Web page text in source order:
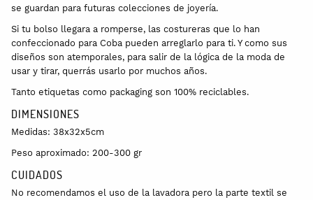
se guardan para futuras colecciones de joyería.
Si tu bolso llegara a romperse, las costureras que lo han
confeccionado para Coba pueden arreglarlo para ti. Y como sus
diseños son atemporales, para salir de la lógica de la moda de
usar y tirar, querrás usarlo por muchos años.
Tanto etiquetas como packaging son 100% reciclables.
DIMENSIONES
Medidas: 38x32x5cm
Peso aproximado: 200-300 gr
CUIDADOS
No recomendamos el uso de la lavadora pero la parte textil se